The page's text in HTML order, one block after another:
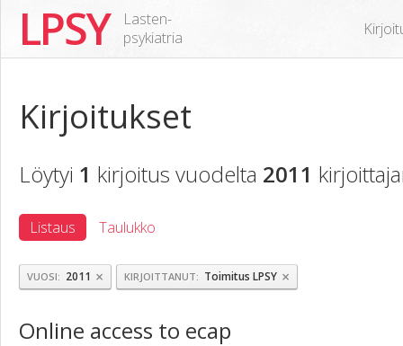
LPSY
Lasten-
psykiatria
Kirjoitukset
Löytyi 1 kirjoitus vuodelta 2011
Listaus Taulukko
VUOSI 2011 × KIRJOITTANUT Toimitus LPSY ×
Online access to ecap